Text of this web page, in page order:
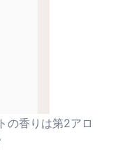
の香りは第2アロ